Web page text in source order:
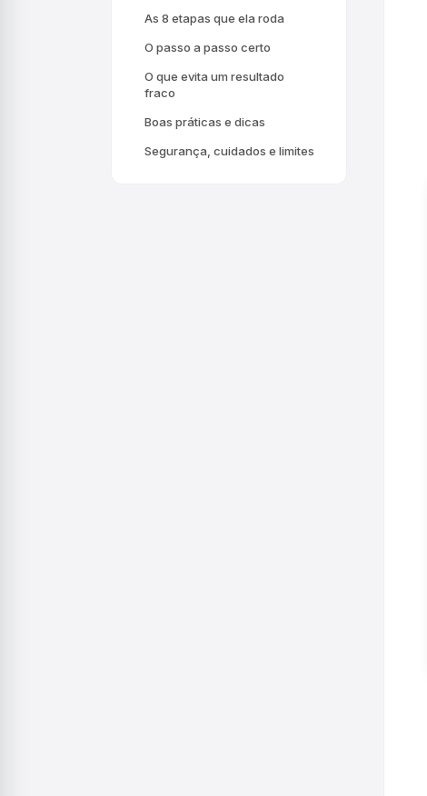
As 8 etapas que ela roda
O passo a passo certo
O que evita um resultado
fraco
Boas práticas e dicas
Segurança, cuidados e limites